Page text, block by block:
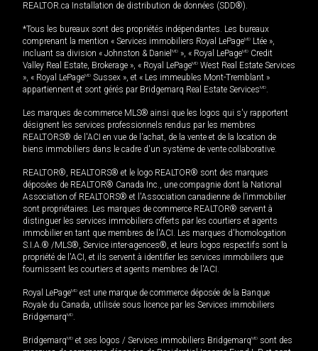
REALTOR.ca Installation de distribution de données (SDD®).
*Tous les bureaux sont des propriétés indépendantes. Les bureaux
comprenant la mention « Services immobiliers Royal LePageMD Ltée »,
incluant sa division « Johnston & Daniel MD », « Royal LePageMD Credit
Valley Real Estate, Brokerage », « Royal LePageMD West Real Estate Services
», « Royal LePageMD Sussex », et « Les immeubles Mont-Tremblant »
appartiennent et sont gérés par Bridgemarq Real Estate ServicesMD.
Les marques de commerce MLS® ainsi que les logos qui s'y rapportent
désignent les services professionnels rendus par les membres
REALTORS® de l'ACI en vue de l'achat, de la vente et de la location de
biens immobiliers dans le cadre d'un système de vente collaborative.
REALTOR®, REALTORS® et le logo REALTOR® sont des marques
déposées de REALTOR® Canada Inc., une compagnie dont la National
Association of REALTORS® et l'Association canadienne de l’immobilier
sont propriétaires. Les marques de commerce REALTOR® servent à
distinguer les services immobiliers offerts par les courtiers et agents
immobilier en tant que membres de l'ACI. Les marques d'homologation
S.I.A.® /MLS®, Service inter-agences®, et leurs logos respectifs sont la
propriété de l'ACI, et ils servent à identifier les services immobiliers que
fournissent les courtiers et agents membres de l'ACI.
Royal LePageMD est une marque de commerce déposée de la Banque
Royale du Canada, utilisée sous licence par les Services immobiliers
BridgemarqMD.
BridgemarqMD et ses logos / Services immobiliers BridgemarqMD sont des